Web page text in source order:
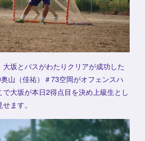
坂とパスがわたりクリアが成功した
山（佳祐）＃73空岡がオフェンスハ
大坂が本日2得点目を決め上級生とし
ます。